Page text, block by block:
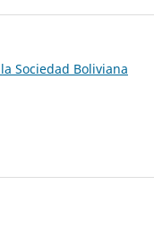
Sociedad Boliviana